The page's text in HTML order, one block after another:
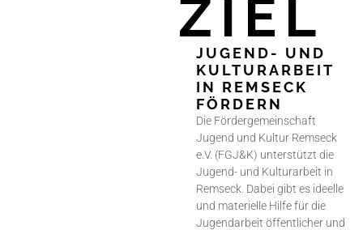
ZIEL
JUGEND- UND
KULTURARBEIT
IN REMSECK
FÖRDERN
Die Fördergemeinschaft
Jugend und Kultur Remseck
e.V. (FGJ&K) unterstützt die
Jugend- und Kulturarbeit in
Remseck. Dabei gibt es ideelle
und materielle Hilfe für die
Jugendarbeit öffentlicher und